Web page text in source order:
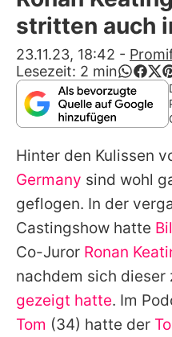
Alle
App
Utiq
stritten auch
23.11.23, 18:42 -
Lesezeit: 2 min
Hinter den Kulissen
Germany sind wohl
geflogen. In der
Castingshow hatte
Co-Juror Ronan
nachdem sich dieser
gezeigt hatte. Im
Tom (34) hatte der